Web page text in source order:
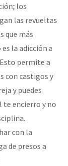
los
las revueltas
que más
la adicción a
permite a
con castigos y
y puedes
te encierro y no
con la
de presos a